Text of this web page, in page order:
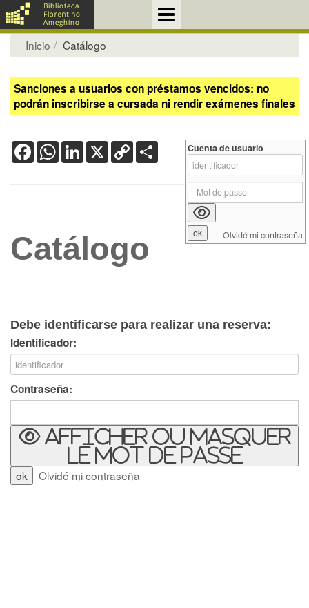
Inicio Catálogo
Sanciones a usuarios con préstamos vencidos: no
podrán inscribirse a cursada ni rendir exámenes finales
FacebookWhatsApp
LinkedIn
X Copy
Link
Catálogo
Debe identificarse para realizar una reserva:
Identificador:
Contraseña:
Afficher ou masquer
le mot de passe
Olvidé mi contraseña
Cuenta de usuario
Olvidé mi contraseña